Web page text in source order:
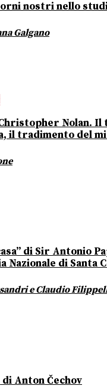
nostri nello
Galgano
Christopher Nolan.
il tradimento del
di Sir Antonio
Nazionale di Santa
e Claudio
di Anton Čechov